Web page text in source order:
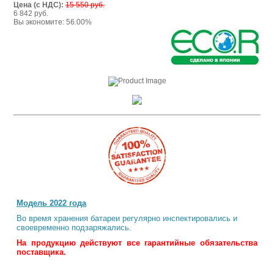
Цена (с НДС): 15 550 руб.
6 842 руб.
Вы экономите: 56.00%
Модель 2022 года
Во время хранения батареи регулярно инспектировались и
своевременно подзаряжались.
На продукцию действуют все гарантийные обязательства
поставщика.